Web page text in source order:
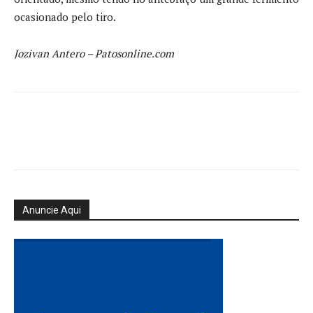
ocasionado pelo tiro.
Jozivan Antero – Patosonline.com
Anuncie Aqui